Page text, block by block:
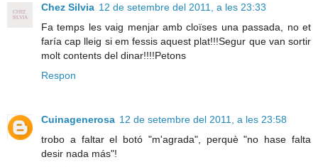
Chez Silvia 12 de setembre del 2011, a les 23:33
Fa temps les vaig menjar amb cloïses una passada, no et
faría cap lleig si em fessis aquest plat!!!Segur que van sortir
molt contents del dinar!!!!Petons
Respon
Cuinagenerosa 12 de setembre del 2011, a les 23:58
trobo a faltar el botó "m'agrada", perquè "no hase falta
desir nada más"!